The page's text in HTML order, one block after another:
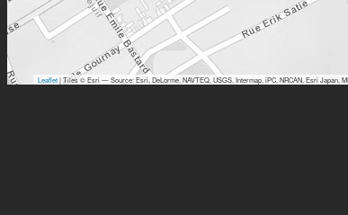
Leaflet| Tiles © Esri — Source: Esri, DeLorme, NAVTEQ, USGS, Intermap, iPC, NRCAN, Esri Japan,